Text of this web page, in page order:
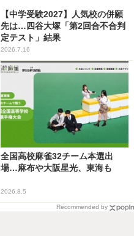
【中学受験2027】人気校の併願
先は…四谷大塚「第2回合不合判
定テスト」結果
2026.7.16
全国高校麻雀32チーム本選出
場…麻布や大阪星光、東海も
2026.8.5
Recommended by